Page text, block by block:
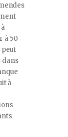
à 50
peut
dans
à